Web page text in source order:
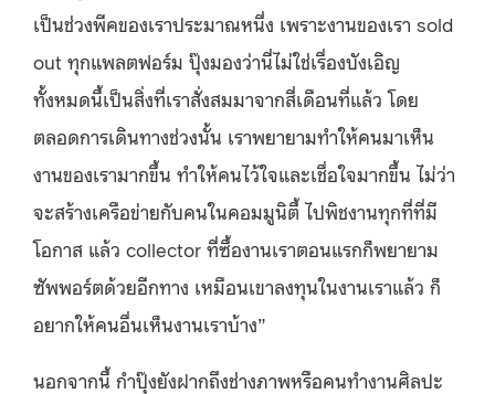
เป็นช่วงพีคของเราประมาณหนึ่ง เพราะงานของเรา sold
out ทุกแพลตฟอร์ม ปุ๊งมองว่านี่ไม่ใช่เรื่องบังเอิญ
ทั้งหมดนี้เป็นสิ่งที่เราสั่งสมมาจากสี่เดือนที่แล้ว โดย
ตลอดการเดินทางช่วงนั้น เราพยายามทำให้คนมาเห็น
งานของเรามากขึ้น ทำให้คนไว้ใจและเชื่อใจมากขึ้น ไม่ว่า
จะสร้างเครือข่ายกับคนในคอมมูนิตี้ ไปพิชงานทุกที่ที่มี
โอกาส แล้ว collector ที่ซื้องานเราตอนแรกก็พยายาม
ซัพพอร์ตด้วยอีกทาง เหมือนเขาลงทุนในงานเราแล้ว ก็
อยากให้คนอื่นเห็นงานเราบ้าง”
นอกจากนี้ กำปุ๊งยังฝากถึงช่างภาพหรือคนทำงานศิลปะ